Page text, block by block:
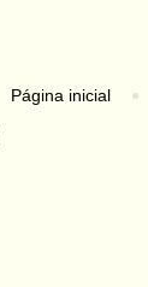
Página inicial